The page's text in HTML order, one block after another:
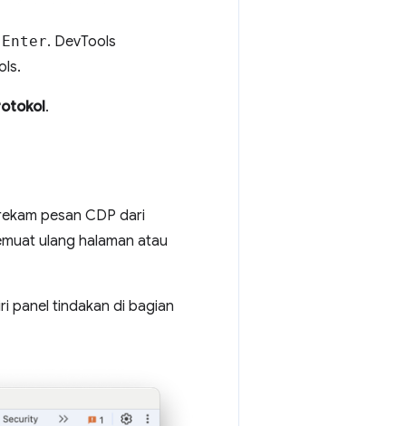
Enter. DevTools
.
pesan CDP dari
ulang halaman atau
panel tindakan di bagian